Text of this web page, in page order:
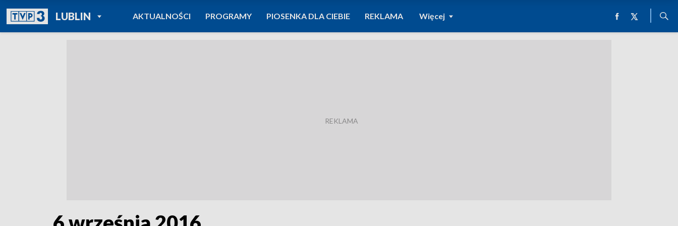
LUBLINPOWRÓT DO
TVP REGIONY
AKTUALNOŚCI PROGRAMY PIOSENKA DLA CIEBIE REKLAMA Więcej